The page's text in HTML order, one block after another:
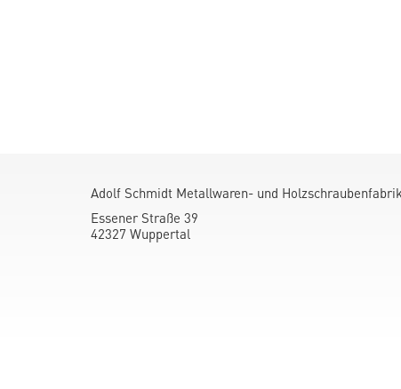
Adolf Schmidt Metallwaren- und
Essener Straße 39
42327 Wuppertal